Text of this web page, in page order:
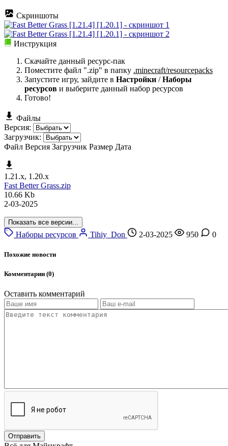
Скриншоты
Инструкция
Скачайте данный ресурс-пак
Поместите файл ".zip" в папку .minecraft/resourcepacks
Запустите игру, зайдите в Настройки / Наборы
ресурсов и выберите данный набор ресурсов
Готово!
Файлы
Версия:
Загрузчик:
Файл Версия Загрузчик Размер Дата
1.21.x, 1.20.x
Fast Better Grass.zip
10.66 Kb
2-03-2025
Показать все версии...
Наборы ресурсов Tihiy_Don 2-03-2025 950 0
Похожие новости
Комментарии (0)
Оставить комментарий
Отправить